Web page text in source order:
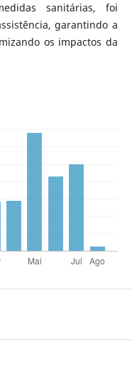
sanitárias, foi
garantindo a
os impactos da